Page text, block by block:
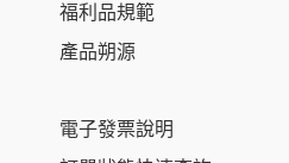
福利品規範
產品朔源
電子發票說明